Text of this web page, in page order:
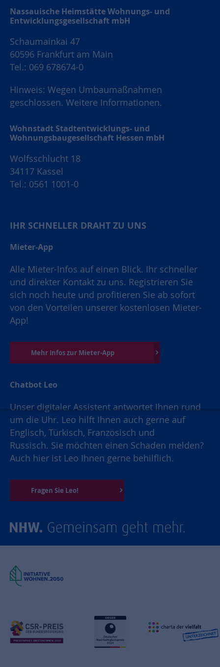
Nassauische Heimstätte Wohnungs- und
Entwicklungsgesellschaft mbH
Schaumainkai 47
60596 Frankfurt am Main
Tel.: 069 678674-0
Hinweis: Wegen Umbaumaßnahmen
geschlossen. Weitere Informationen.
Wohnstadt Stadtentwicklungs- und
Wohnungsbaugesellschaft Hessen mbH
Wolfsschlucht 18
34117 Kassel
Tel.: 0561 1001-0
IHR SCHNELLER DRAHT ZU UNS
Mieter-App
Alle Mieter-Infos auf einen Blick. Ihr schneller
und direkter Kontakt zu uns. Registrieren Sie
sich noch heute und profitieren Sie ab sofort
von den Vorteilen unserer kostenlosen Mieter-
App!
Mehr Infos zur Mieter-App
Chatbot Leo
Unser digitaler Assistent antwortet Ihnen rund
um die Uhr. Leo hilft Ihnen auch gerne auf
Englisch, Türkisch, Französisch und
Russisch. Sie möchten einen Schaden melden?
Auch hier ist Leo Ihnen gerne behilflich.
Fragen Sie Leo!